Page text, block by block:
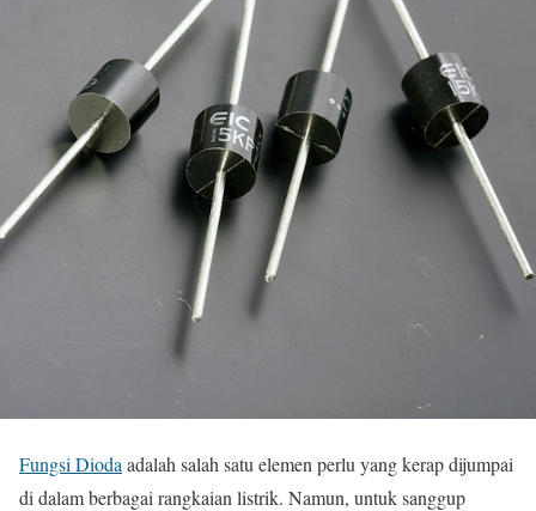
Fungsi Dioda adalah salah satu elemen perlu yang kerap dijumpai
di dalam berbagai rangkaian listrik. Namun, untuk sanggup